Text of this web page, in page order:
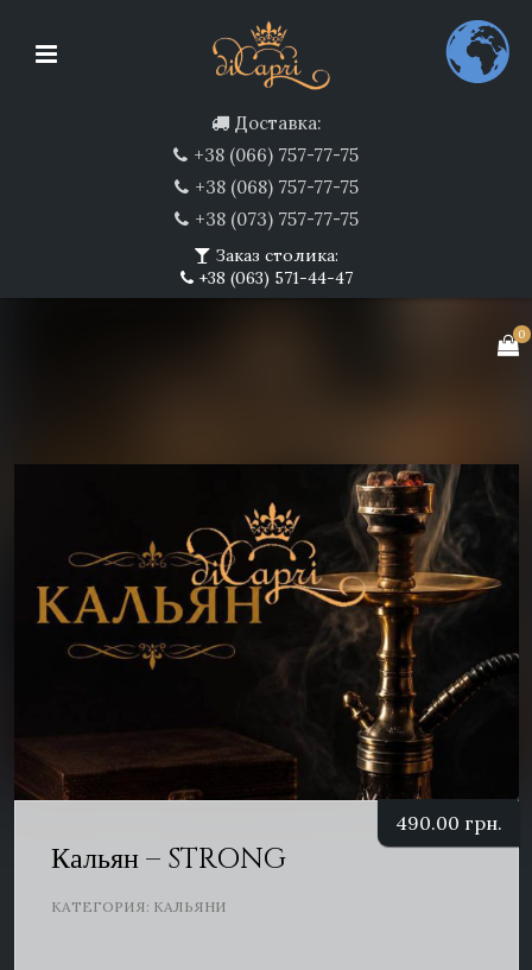
Доставка:
+38 (066) 757-77-75
+38 (068) 757-77-75
+38 (073) 757-77-75
Заказ столика:
+38 (063) 571-44-47
0
Кальян – STRONG
490.00 грн.
КАТЕГОРИЯ: КАЛЬЯНИ